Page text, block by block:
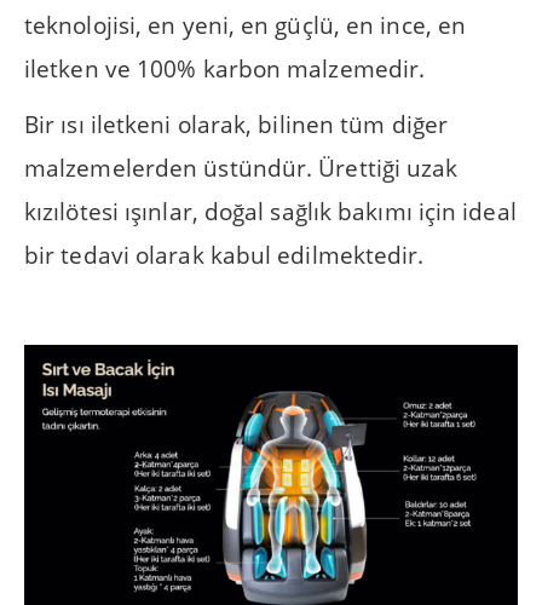
teknolojisi, en yeni, en güçlü, en ince, en
iletken ve 100% karbon malzemedir.
Bir ısı iletkeni olarak, bilinen tüm diğer
malzemelerden üstündür. Ürettiği uzak
kızılötesi ışınlar, doğal sağlık bakımı için ideal
bir tedavi olarak kabul edilmektedir.